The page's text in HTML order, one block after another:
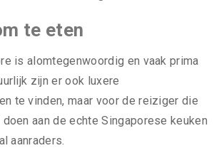
te eten
is alomtegenwoordig en vaak prima
zijn er ook luxere
te vinden, maar voor de reiziger die
aan de echte Singaporese keuken
aanraders.